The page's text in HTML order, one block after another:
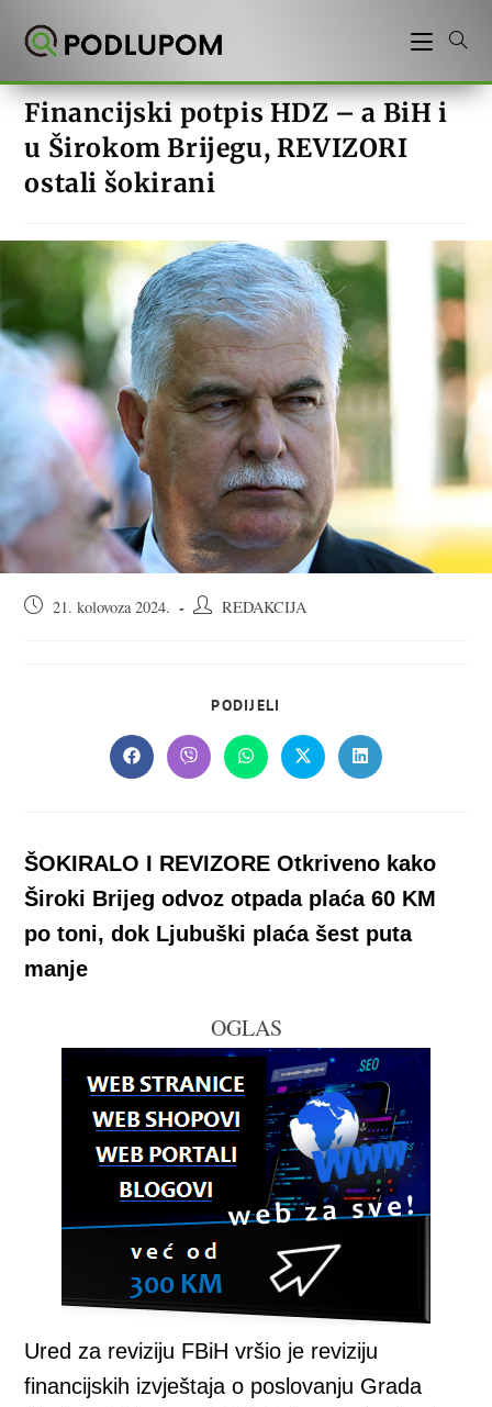
Financijski potpis HDZ – a BiH i
u Širokom Brijegu, REVIZORI
ostali šokirani
Objava21. kolovoza 2024.
AutorREDAKCIJA
PODIJELI
CONTENT
Opens
in
Opens
in
Opens
in
Opens
in
Opens
in
ŠOKIRALO I REVIZORE Otkriveno kako
Široki Brijeg odvoz otpada plaća 60 KM
po toni, dok Ljubuški plaća šest puta
manje
OGLAS
Ured za reviziju FBiH vršio je reviziju
financijskih izvještaja o poslovanju Grada